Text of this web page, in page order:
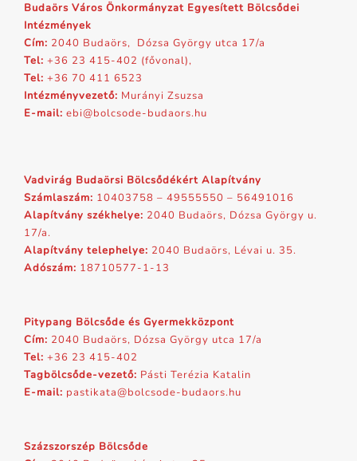
Budaörs Város Önkormányzat Egyesített Bölcsődei
Intézmények
Cím: 2040 Budaörs, Dózsa György utca 17/a
Tel: +36 23 415-402 (fővonal),
Tel: +36 70 411 6523
Intézményvezető: Murányi Zsuzsa
E-mail: ebi@bolcsode-budaors.hu
Vadvirág Budaörsi Bölcsődékért Alapítvány
Számlaszám: 10403758 – 49555550 – 56491016
Alapítvány székhelye: 2040 Budaörs, Dózsa György u.
17/a.
Alapítvány telephelye: 2040 Budaörs, Lévai u. 35.
Adószám: 18710577-1-13
Pitypang Bölcsőde és Gyermekközpont
Cím: 2040 Budaörs, Dózsa György utca 17/a
Tel: +36 23 415-402
Tagbölcsőde-vezető: Pásti Terézia Katalin
E-mail: pastikata@bolcsode-budaors.hu
Százszorszép Bölcsőde